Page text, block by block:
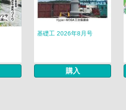
基礎工 2026年8月号
購入